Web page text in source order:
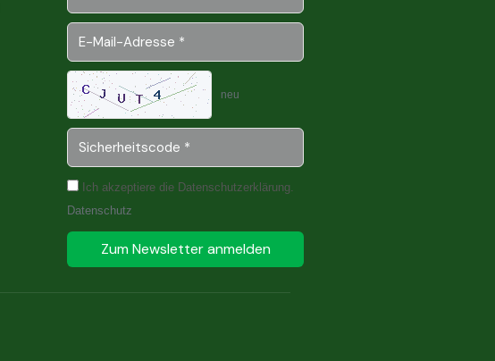
neu
Ich akzeptiere die Datenschutzerklärung.
Datenschutz
Zum Newsletter anmelden